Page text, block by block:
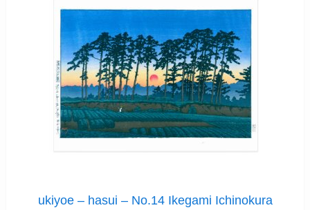
ukiyoe – hasui – No.14 Ikegami Ichinokura